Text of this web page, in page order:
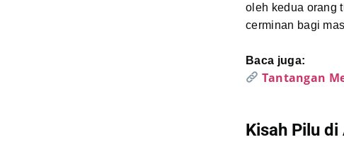
oleh kedua orang
cerminan bagi
Baca juga:
Tantangan
Kisah Pilu